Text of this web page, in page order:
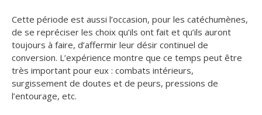
Cette période est aussi l’occasion, pour les catéchumènes,
de se repréciser les choix qu’ils ont fait et qu’ils auront
toujours à faire, d’affermir leur désir continuel de
conversion. L’expérience montre que ce temps peut être
très important pour eux : combats intérieurs,
surgissement de doutes et de peurs, pressions de
l’entourage, etc.